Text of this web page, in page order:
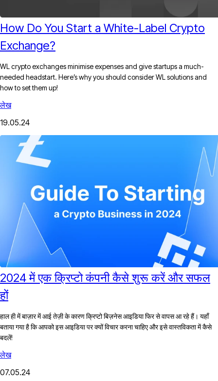
How Do You Start a White-Label Crypto
Exchange?
WL crypto exchanges minimise expenses and give startups a much-
needed headstart. Here’s why you should consider WL solutions and
how to set them up!
लेख
19.05.24
2024 में एक क्रिप्टो कंपनी कैसे शुरू करें और सफल
हों
हाल ही में बाज़ार में आई तेज़ी के कारण क्रिप्टो बिज़नेस आइडिया फिर से वापस आ रहे हैं। यहाँ
बताया गया है कि आपको इस आइडिया पर क्यों विचार करना चाहिए और इसे वास्तविकता में कैसे
बदलें!
लेख
07.05.24